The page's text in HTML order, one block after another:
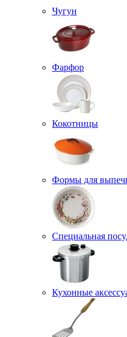
Чугун
Фарфор
Кокотницы
Формы для
Специальная
Кухонные